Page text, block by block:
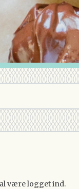
være logget ind.